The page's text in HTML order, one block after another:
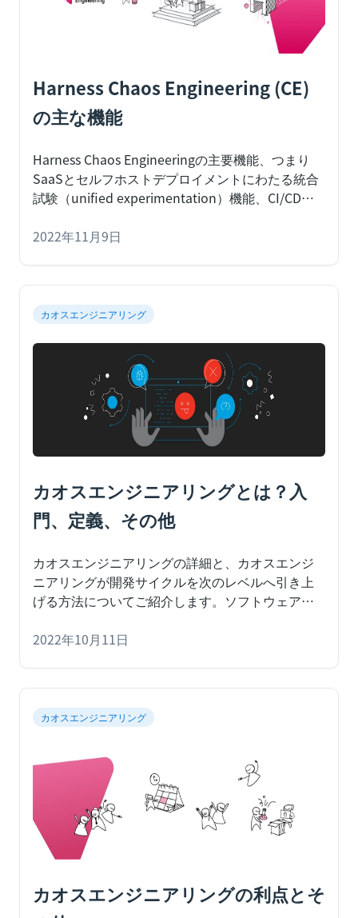
Harness Chaos Engineering (CE)
の主な機能
Harness Chaos Engineeringの主要機能、つまり
SaaSとセルフホストデプロイメントにわたる統合
試験（unified experimentation）機能、CI/CDパ
常文管理などを深堀りしてみましょう。
でのインシデントの消火活動よりも、ソフトウェ
従来の単体テスト、統合テスト、システムテスト
の枠を超え、実際の生産環境におけるランダムな
不具合をより忠実に再現できます。この現実性の
ある環境は、システムがどう動作するかという深
い情報を与え、チーム全体がアプリやインフラの
弱点を理解し、コストのかかるダウンタイムを防
す。このブログでは、この製品の主な機能を詳し
く見て、チームが課題を解決するためにどう役立
つかを見ていきます。
2022年11月9日
カオスエンジニアリング
カオスエンジニアリングとは？入
門、定義、その他
カオスエンジニアリングの詳細と、カオスエンジ
ニアリングが開発サイクルを次のレベルへ引き上
げる方法についてご紹介します。 ソフトウェアや
のを解決するための訓練です。ソフトウェアやシ
クロサービスの推進により、テクノロジーはより
システム全体についてエンドツーエンドの知識を
持つことは稀です。
2022年10月11日
カオスエンジニアリング
カオスエンジニアリングの利点とそ